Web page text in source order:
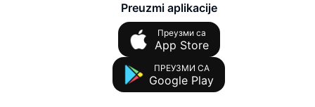
Preuzmi aplikacije
Преузми са
App Store
ПРЕУЗМИ СА
Google Play